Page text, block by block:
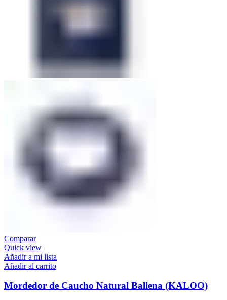
Comparar
Quick view
Añadir a mi lista
Añadir al carrito
Mordedor de Caucho Natural Ballena (KALOO)